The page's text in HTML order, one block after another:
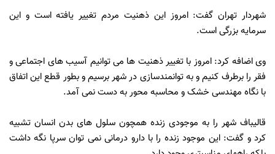
شهردار تهران گفت: امروز این ذهنیت مردم تغییر یافته است و این
سرمایه بزرگی است.
وی اضافه کرد: امروز با تغییر ذهنیت ها می توانیم آسیب های اجتماعی و
فقر را برطرف کنیم و به توانمندسازی در شهر برسیم و بطور قطع این اتفاق
با نگاه مهندسی خشک و محاسبه محور به دست نمی آمد.
قالیباف شهر را به موجودی زنده همچون سلول های بدن انسان تشبیه
کرد و گفت: این موجود زنده را با دارو درمانی نمی توان سرپا نگه داشت